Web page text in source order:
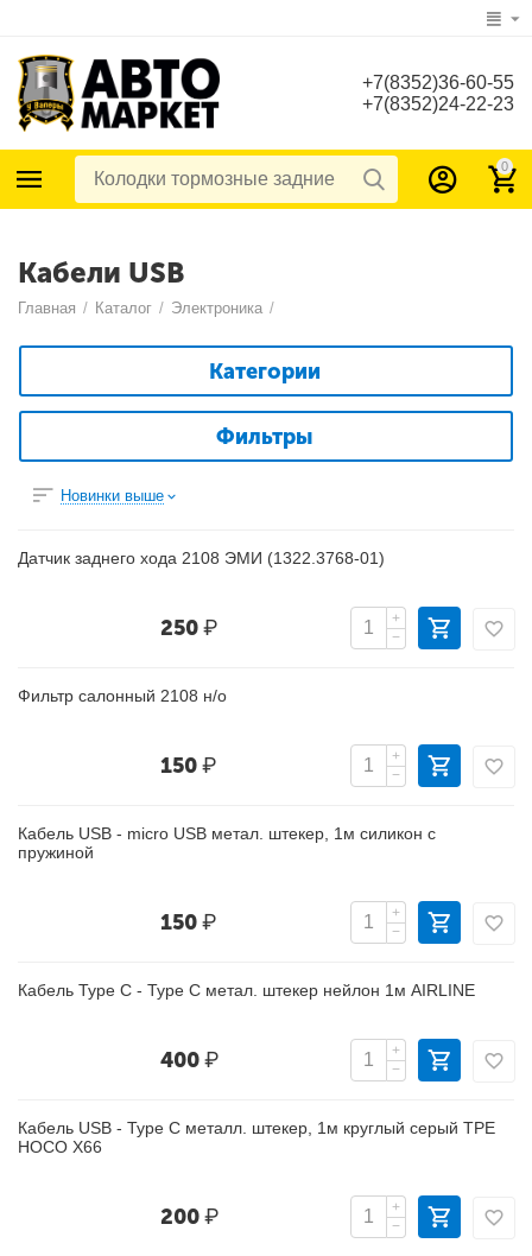
+7(8352)36-60-55
+7(8352)24-22-23
0
Кабели USB
Главная / Каталог / Электроника /
Категории
Фильтры
Новинки выше
Датчик заднего хода 2108 ЭМИ (1322.3768-01)
250₽
+
−
Фильтр салонный 2108 н/о
150₽
+
−
Кабель USB - micro USB метал. штекер, 1м силикон с
пружиной
150₽
+
−
Кабель Type C - Type C метал. штекер нейлон 1м AIRLINE
400₽
+
−
Кабель USB - Type C металл. штекер, 1м круглый серый ТРЕ
HOCO X66
200₽
+
−